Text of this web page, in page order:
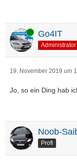
Online Go4IT
Administrator
19. November 2019 um
Jo, so ein Ding hab
Noob-
Profi